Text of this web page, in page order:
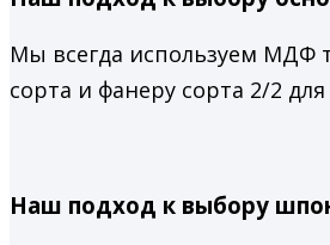
Мы всегда используем МДФ
сорта и фанеру сорта 2/2
Наш подход к выбору